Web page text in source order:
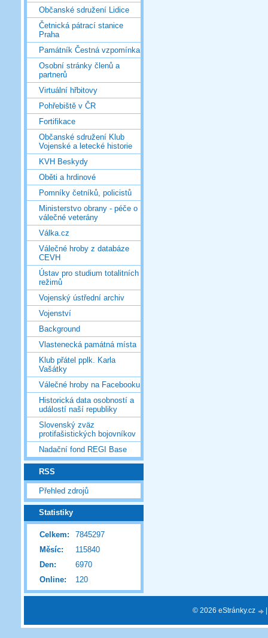
Občanské sdružení Lidice
Četnická pátrací stanice
Praha
Památník Čestná vzpomínka
Osobní stránky členů a
partnerů
Virtuální hřbitovy
Pohřebiště v ČR
Fortifikace
Občanské sdružení Klub
Vojenské a letecké historie
KVH Beskydy
Oběti a hrdinové
Pomníky četníků, policistů
Ministerstvo obrany - péče o
válečné veterány
Válka.cz
Válečné hroby z databáze
CEVH
Ústav pro studium totalitních
režimů
Vojenský ústřední archiv
Vojenství
Background
Vlastenecká památná místa
Klub přátel pplk. Karla
Vašátky
Válečné hroby na Facebooku
Historická data osobností a
událostí naší republiky
Slovenský zväz
protifašistických bojovníkov
Nadační fond REGI Base
RSS
Přehled zdrojů
Statistiky
Online: 120
Celkem:
7845297
Měsíc:
115840
Den:
6970
© 2026 eStránky.cz